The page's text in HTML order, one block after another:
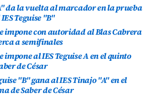
da la vuelta al marcador en la prueba
Teguise "B"
impone con autoridad al Blas Cabrera
a semifinales
impone al IES Teguise A en el quinto
de César
"B" gana al IES Tinajo "A" en el
de Saber de César